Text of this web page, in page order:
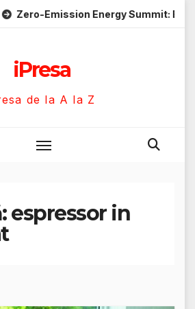
Emission Energy Summit:
iPresa
de la A la Z
espressor in